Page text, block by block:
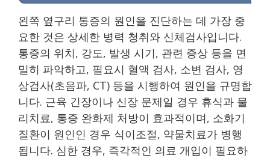
왼쪽 옆구리 통증의 원인을 진단하는 데 가장 중
요한 것은 상세한 병력 청취와 신체검사입니다.
통증의 위치, 강도, 발생 시기, 관련 증상 등을 면
밀히 파악하고, 필요시 혈액 검사, 소변 검사, 영
상검사(초음파, CT) 등을 시행하여 원인을 규명합
니다. 근육 긴장이나 신장 문제일 경우 휴식과 물
리치료, 통증 완화제 처방이 효과적이며, 소화기
질환이 원인인 경우 식이조절, 약물치료가 병행
됩니다. 심한 경우, 즉각적인 의료 개입이 필요하